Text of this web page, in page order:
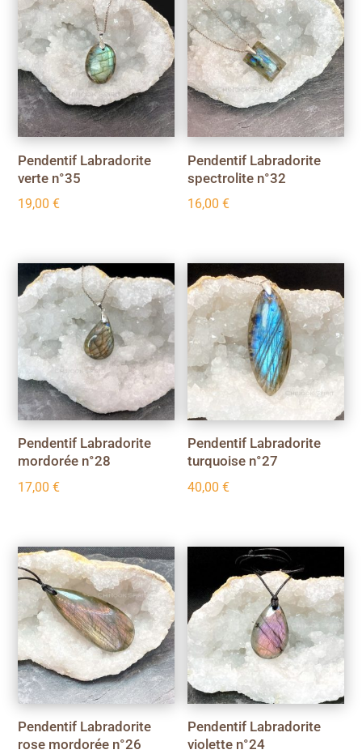
Pendentif Labradorite
verte n°35
19,00€
Pendentif Labradorite
spectrolite n°32
16,00€
Pendentif Labradorite
mordorée n°28
17,00€
Pendentif Labradorite
turquoise n°27
40,00€
Pendentif Labradorite
rose mordorée n°26
Pendentif Labradorite
violette n°24